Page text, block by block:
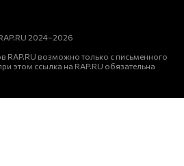
2024–2026
RAP.RU возможно только с письменного
этом ссылка на RAP.RU обязательна